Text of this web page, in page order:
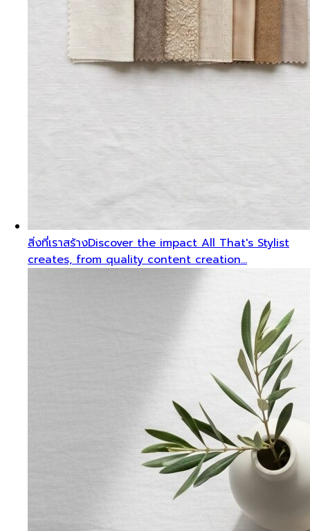
สิ่งที่เราสร้างDiscover the impact All That's Stylist
creates, from quality content creation…